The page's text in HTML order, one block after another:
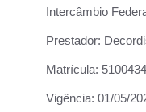
Intercâmbio
Prestador:
Matrícula:
Vigência: 01/05/